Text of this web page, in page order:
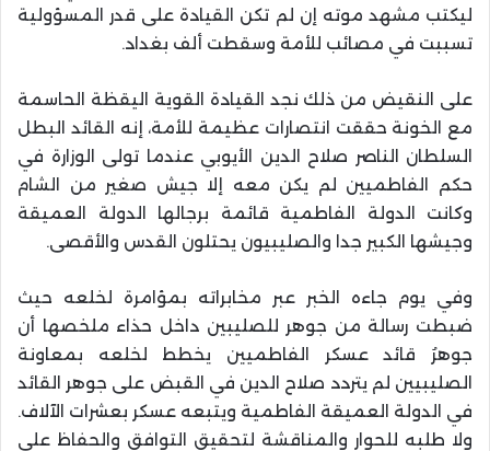
ليكتب مشهد موته إن لم تكن القيادة على قدر المسؤولية
تسببت في مصائب للأمة وسقطت ألف بغداد.
على النقيض من ذلك نجد القيادة القوية اليقظة الحاسمة
مع الخونة حققت انتصارات عظيمة للأمة، إنه القائد البطل
السلطان الناصر صلاح الدين الأيوبي عندما تولى الوزارة في
حكم الفاطميين لم يكن معه إلا جيش صغير من الشام
وكانت الدولة الفاطمية قائمة برجالها الدولة العميقة
وجيشها الكبير جدا والصليبيون يحتلون القدس والأقصى.
وفي يوم جاءه الخبر عبر مخابراته بمؤامرة لخلعه حيث
ضبطت رسالة من جوهر للصليبين داخل حذاء ملخصها أن
جوهرُ قائد عسكر الفاطميين يخطط لخلعه بمعاونة
الصليبيين لم يتردد صلاح الدين في القبض على جوهر القائد
في الدولة العميقة الفاطمية ويتبعه عسكر بعشرات الآلاف.
ولا طلبه للحوار والمناقشة لتحقيق التوافق والحفاظ على